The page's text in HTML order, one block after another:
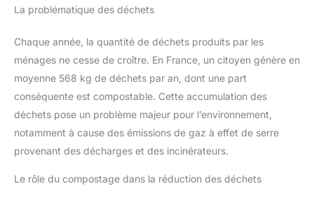
La problématique des déchets
Chaque année, la quantité de déchets produits par les
ménages ne cesse de croître. En France, un citoyen génère en
moyenne 568 kg de déchets par an, dont une part
conséquente est compostable. Cette accumulation des
déchets pose un problème majeur pour l’environnement,
notamment à cause des émissions de gaz à effet de serre
provenant des décharges et des incinérateurs.
Le rôle du compostage dans la réduction des déchets